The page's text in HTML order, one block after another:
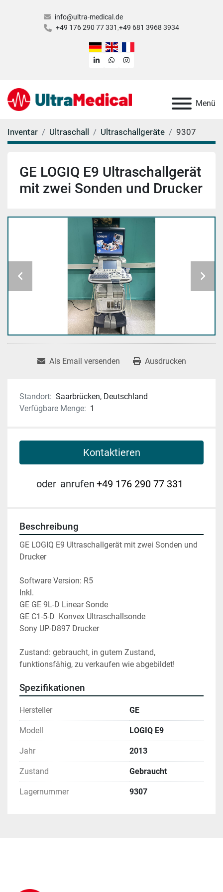
info@ultra-medical.de
+49 176 290 77 331 +49 681 3968 3934
linkedinwhatsappinstagram
Menü
Inventar Ultraschall Ultraschallgeräte 9307
GE LOGIQ E9 Ultraschallgerät
mit zwei Sonden und Drucker
Als Email versenden Ausdrucken
Standort: Saarbrücken, Deutschland
Verfügbare Menge: 1
Kontaktieren
oder anrufen +49 176 290 77 331
Beschreibung
GE LOGIQ E9 Ultraschallgerät mit zwei Sonden und
Drucker
Software Version: R5
Inkl.
GE GE 9L-D Linear Sonde
GE C1-5-D  Konvex Ultraschallsonde
Sony UP-D897 Drucker
Zustand: gebraucht, in gutem Zustand,
funktionsfähig, zu verkaufen wie abgebildet!
Spezifikationen
Hersteller GE
Modell LOGIQ E9
Jahr 2013
Zustand Gebraucht
Lagernummer 9307